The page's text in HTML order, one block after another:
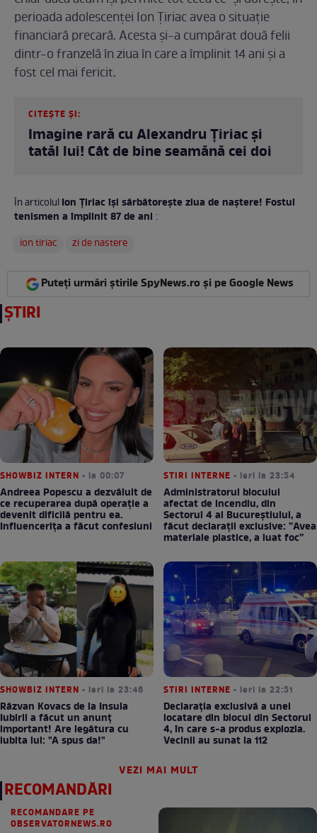
perioada adolescenței Ion Țiriac avea o situație
financiară precară. Acesta și-a cumpărat două felii
dintr-o franzelă în ziua în care a împlinit 14 ani și a
fost cel mai fericit.
CITEȘTE ȘI:
Imagine rară cu Alexandru Țiriac și
tatăl lui! Cât de bine seamănă cei doi
În articolulIon Țiriac își sărbătorește ziua de naștere! Fostul
tenismen a împlinit 87 de ani :
ion tiriac
zi de nastere
Puteți urmări știrile SpyNews.ro și pe Google News
ȘTIRI
SHOWBIZ INTERN • la 00:07
Andreea Popescu a dezvăluit de
ce recuperarea după operație a
devenit dificilă pentru ea.
Influencerița a făcut confesiuni
STIRI INTERNE • ieri la 23:54
Administratorul blocului
afectat de incendiu, din
Sectorul 4 al Bucureștiului, a
făcut declarații exclusive: ”Avea
materiale plastice, a luat foc”
SHOWBIZ INTERN • ieri la 23:46
Răzvan Kovacs de la Insula
Iubirii a făcut un anunț
important! Are legătura cu
iubita lui: "A spus da!"
STIRI INTERNE • ieri la 22:51
Declarația exclusivă a unei
locatare din blocul din Sectorul
4, în care s-a produs explozia.
Vecinii au sunat la 112
VEZI MAI MULT
RECOMANDĂRI
RECOMANDARE PE
OBSERVATORNEWS.RO